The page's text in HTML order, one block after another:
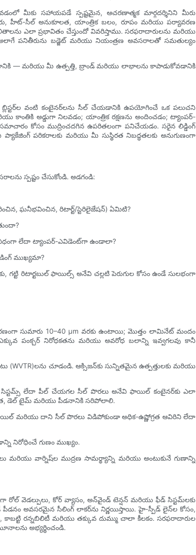
మీకు సహాయపడే స్పష్టమైన, ఆచరణాత్మక మార్గదర్శినిని మీరు
హీట్-సీల్ అనుకూలత, యాంత్రిక బలం, రూపం మరియు పర్యావరణ
ఎలా ప్రభావితం చేస్తుందో వివరిస్తాము. సరఫరాదారులను మరియు
పనితీరును బడ్జెట్ మరియు నియంత్రణ అవసరాలతో సమతుల్యం
— మరియు మీ ఉత్పత్తి, బ్రాండ్ మరియు లాభాలను కాపాడుకోవడానికి
వంటి కంటైనర్‌లను సీల్ చేయడానికి ఉపయోగించే ఒక పలుచని
కాంతికి అడ్డుగా నిలవడం; యాంత్రిక రక్షణను అందించడం; ట్యాంపర్-
కోసం ముద్రించదగిన ఉపరితలంగా పనిచేయడం. సరైన లిడ్డింగ్
పరికరాలకు మరియు మీ సుస్థిరత నిబద్ధతలకు అనుగుణంగా
స్పష్టం చేసుకోండి. అడగండి:
ఘనీభవించిన, రిటార్ట్/స్టెరిలైజేషన్) ఏమిటి?
లేదా ట్యాంపర్-ఎవిడెంట్‌గా ఉండాలా?
ముఖ్యమా?
రిటార్టబుల్ ఫాయిల్స్ అనేవి చల్లటి పెరుగుల కోసం ఉండే సులభంగా
సుమారు 10–40 µm వరకు ఉంటాయి; మొత్తం లామినేట్ మందం
పంక్చర్ నిరోధకతను మరియు అవరోధ బలాన్ని ఇవ్వగలవు కానీ
(WVTR)లను చూడండి. ఆక్సిజన్‌కు సున్నితమైన ఉత్పత్తులకు మరియు
లేదా పీల్ చేయగల సీల్ పొరలు అనేవి ఫాయిల్ కంటైనర్‌కు ఎలా
డెల్ టైమ్ మరియు పీడనానికి సరిపోలాలి.
ఫాయిల్ మరియు దాని సీల్ పొరలు విడిపోకుండా అధిక-ఉష్ణోగ్రత ఆవిరిని లేదా
నిరోధించే గుణం ముఖ్యం.
మరియు వార్నిష్‌ల ముద్రణ సామర్థ్యాన్ని మరియు అంటుకునే గుణాన్ని
రోల్ వెడల్పులు, కోర్ వ్యాసం, అన్‌వైండ్ టెన్షన్ మరియు ఫీడ్ సిస్టమ్‌లకు
అవసరమైన సీలింగ్ లాకర్‌ను నిర్ణయిస్తాయి. హై-స్పీడ్ లైన్‌ల కోసం,
రన్నబిలిటీ మరియు తక్కువ దుమ్ము చాలా కీలకం. సరఫరాదారుల
అభ్యర్థించండి.